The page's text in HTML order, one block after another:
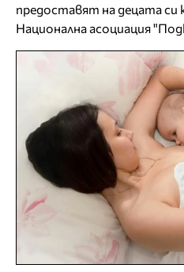
предоставят на децата си
Национална асоциация